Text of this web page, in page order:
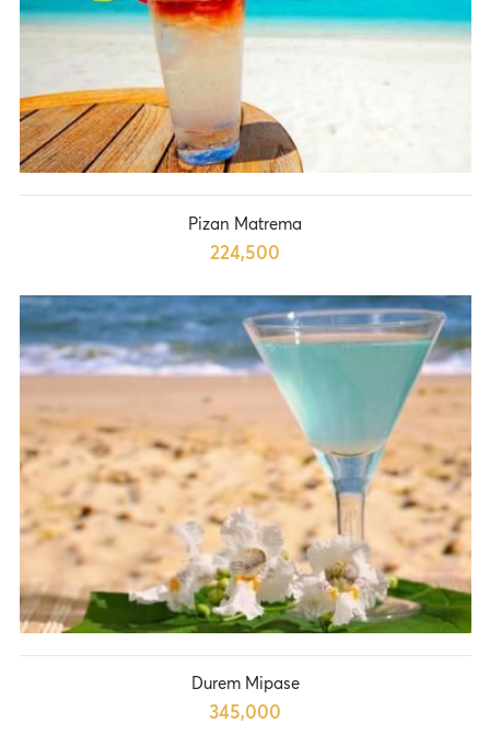
Pizan Matrema
224,500
Durem Mipase
345,000